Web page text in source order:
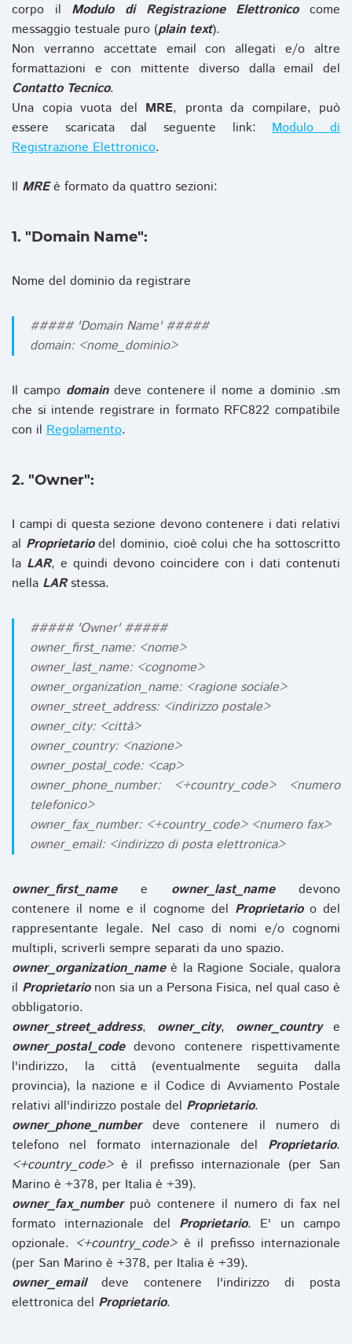
corpo il Modulo di Registrazione Elettronicocome
messaggio testuale puro (plain text).
Non verranno accettate email con allegati e/o altre
formattazioni e con mittente diverso dalla email del
Contatto Tecnico.
Una copia vuota del MRE, pronta da compilare, può
essere scaricata dal seguente link:Modulo di
Registrazione Elettronico.
Il MREè formato da quattro sezioni:
1. "Domain Name":
Nome del dominio da registrare
##### 'Domain Name' #####
domain: <nome_dominio>
Il campo domaindeve contenere il nome a dominio .sm
che si intende registrare in formato RFC822 compatibile
con il Regolamento.
2. "Owner":
I campi di questa sezione devono contenere i dati relativi
al Proprietariodel dominio, cioè colui che ha sottoscritto
la LAR, e quindi devono coincidere con i dati contenuti
nella LARstessa.
##### 'Owner' #####
owner_first_name: <nome>
owner_last_name: <cognome>
owner_organization_name: <ragione sociale>
owner_street_address: <indirizzo postale>
owner_city: <città>
owner_country: <nazione>
owner_postal_code: <cap>
owner_phone_number: <+country_code> <numero
telefonico>
owner_fax_number: <+country_code> <numero fax>
owner_email: <indirizzo di posta elettronica>
owner_first_namee owner_last_namedevono
contenere il nome e il cognome del Proprietarioo del
rappresentante legale. Nel caso di nomi e/o cognomi
multipli, scriverli sempre separati da uno spazio.
owner_organization_nameè la Ragione Sociale, qualora
il Proprietarionon sia un a Persona Fisica, nel qual caso è
obbligatorio.
owner_street_address, owner_city, owner_countrye
owner_postal_codedevono contenere rispettivamente
l'indirizzo, la città (eventualmente seguita dalla
provincia), la nazione e il Codice di Avviamento Postale
relativi all'indirizzo postale del Proprietario.
owner_phone_numberdeve contenere il numero di
telefono nel formato internazionale del Proprietario.
<+country_code>è il prefisso internazionale (per San
Marino è +378, per Italia è +39).
owner_fax_numberpuò contenere il numero di fax nel
formato internazionale del Proprietario. E' un campo
opzionale. <+country_code>è il prefisso internazionale
(per San Marino è +378, per Italia è +39).
owner_emaildeve contenere l'indirizzo di posta
elettronica del Proprietario.